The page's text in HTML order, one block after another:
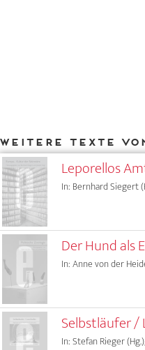
Weitere Texte
Leporellos
In: Bernhard Siegert
Der Hund als
In: Anne von der
Selbstläufer /
In: Stefan Rieger